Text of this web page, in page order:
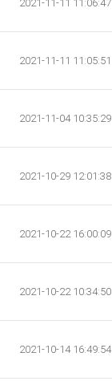
2021-11-11 11:06:47
2021-11-11 11:05:51
2021-11-04 10:35:29
2021-10-29 12:01:38
2021-10-22 16:00:09
2021-10-22 10:34:50
2021-10-14 16:49:54